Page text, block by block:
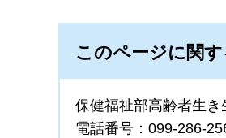
このページに関
保健福祉部高齢者生き
電話番号：099-286-